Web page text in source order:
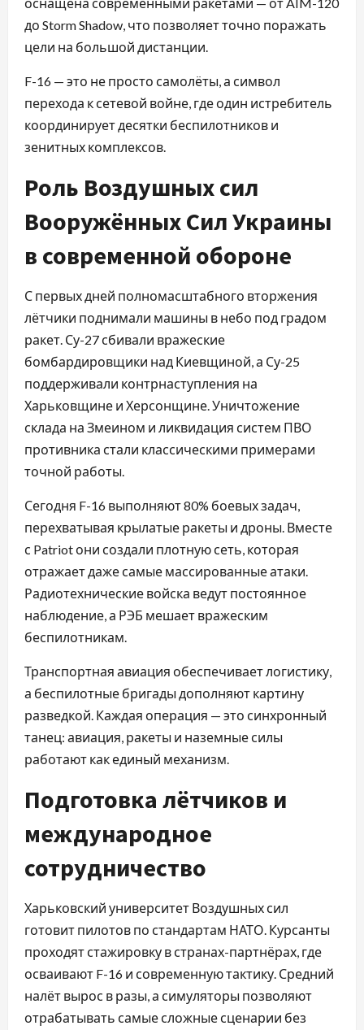
до Storm Shadow, что позволяет точно поражать
цели на большой дистанции.
F-16 — это не просто самолёты, а символ
перехода к сетевой войне, где один истребитель
координирует десятки беспилотников и
зенитных комплексов.
Роль Воздушных сил
Вооружённых Сил Украины
в современной обороне
С первых дней полномасштабного вторжения
лётчики поднимали машины в небо под градом
ракет. Су-27 сбивали вражеские
бомбардировщики над Киевщиной, а Су-25
поддерживали контрнаступления на
Харьковщине и Херсонщине. Уничтожение
склада на Змеином и ликвидация систем ПВО
противника стали классическими примерами
точной работы.
Сегодня F-16 выполняют 80% боевых задач,
перехватывая крылатые ракеты и дроны. Вместе
с Patriot они создали плотную сеть, которая
отражает даже самые массированные атаки.
Радиотехнические войска ведут постоянное
наблюдение, а РЭБ мешает вражеским
беспилотникам.
Транспортная авиация обеспечивает логистику,
а беспилотные бригады дополняют картину
разведкой. Каждая операция — это синхронный
танец: авиация, ракеты и наземные силы
работают как единый механизм.
Подготовка лётчиков и
международное
сотрудничество
Харьковский университет Воздушных сил
готовит пилотов по стандартам НАТО. Курсанты
проходят стажировку в странах-партнёрах, где
осваивают F-16 и современную тактику. Средний
налёт вырос в разы, а симуляторы позволяют
отрабатывать самые сложные сценарии без